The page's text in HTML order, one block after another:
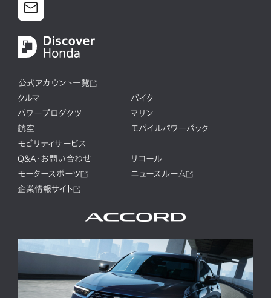
公式アカウント一覧
クルマ
バイク
パワープロダクツ
マリン
航空
モバイルパワーパック
モビリティサービス
Q&A・お問い合わせ
リコール
モータースポーツ
ニュースルーム
企業情報サイト